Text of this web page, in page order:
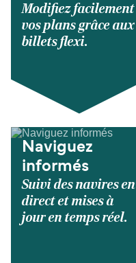
Modifiez facilement
vos plans grâce aux
billets flexi.
Naviguez
informés
Suivi des navires en
direct et mises à
jour en temps réel.